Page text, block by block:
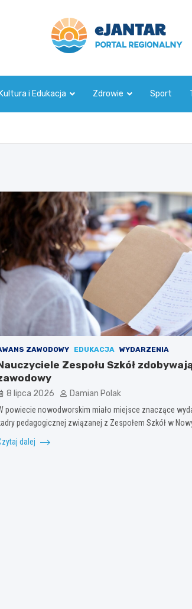
ejantar.pl
Kultura i Edukacja Zdrowie Sport
ZAWODOWY EDUKACJA WYDARZENIA
Zespołu Szkół
8 lipca 2026 Damian Polak
powiecie nowodworskim miało miejsce znaczące
pedagogicznej związanej z Zespołem Szkół w
dalej